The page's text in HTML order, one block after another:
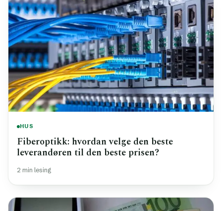
HUS
Fiberoptikk: hvordan velge den beste
leverandøren til den beste prisen?
2 min lesing